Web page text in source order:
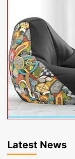
Latest News